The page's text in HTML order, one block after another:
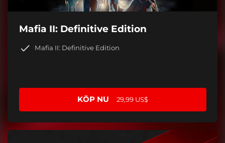
Mafia II: Definitive Edition
Mafia II: Definitive Edition
KÖP NU 29,99 US$